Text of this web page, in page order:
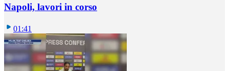
Napoli, lavori in corso
01:41